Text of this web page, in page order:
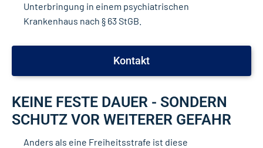
Unterbringung in einem psychiatrischen
Krankenhaus nach § 63 StGB.
Kontakt
KEINE FESTE DAUER - SONDERN
SCHUTZ VOR WEITERER GEFAHR
Anders als eine Freiheitsstrafe ist diese